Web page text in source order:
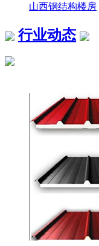
山西钢结构楼房
行业动态